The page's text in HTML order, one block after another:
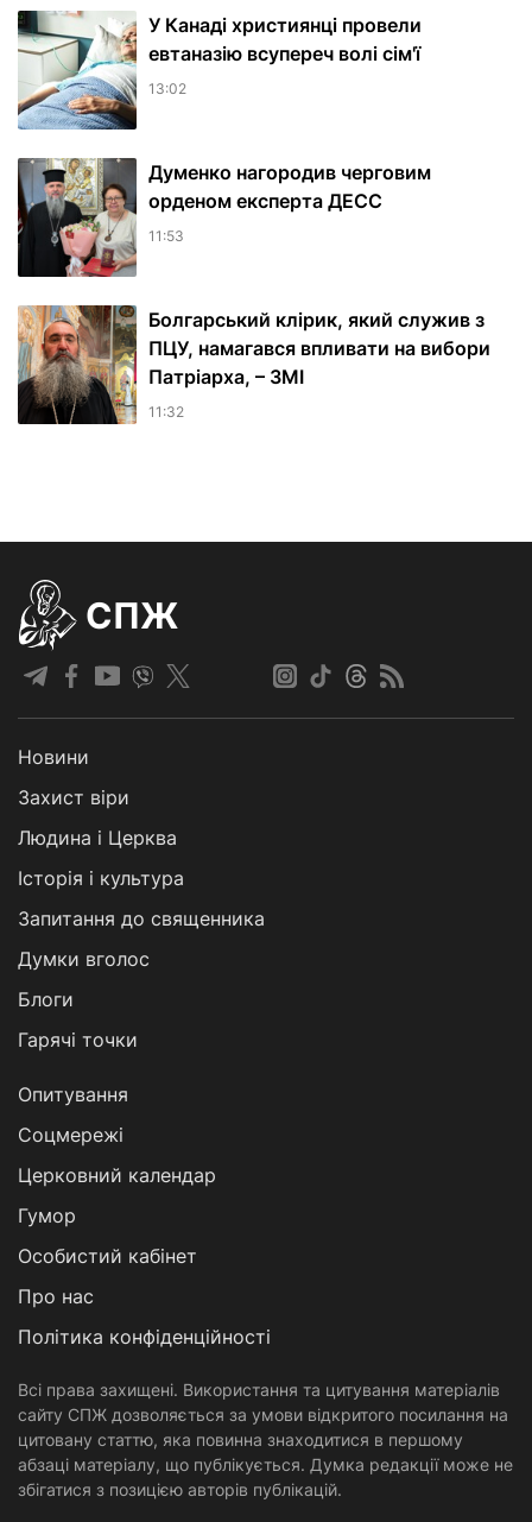
У Канаді християнці провели
евтаназію всупереч волі сім'ї
13:02
Думенко нагородив черговим
орденом експерта ДЕСС
11:53
Болгарський клірик, який служив з
ПЦУ, намагався впливати на вибори
Патріарха, – ЗМІ
11:32
СПЖ
Новини
Захист віри
Людина і Церква
Історія і культура
Запитання до священника
Думки вголос
Блоги
Гарячі точки
Опитування
Соцмережі
Церковний календар
Гумор
Особистий кабінет
Про нас
Політика конфіденційності
Всі права захищені. Використання та цитування матеріалів
сайту СПЖ дозволяється за умови відкритого посилання на
цитовану статтю, яка повинна знаходитися в першому
абзаці матеріалу, що публікується. Думка редакції може не
збігатися з позицією авторів публікацій.